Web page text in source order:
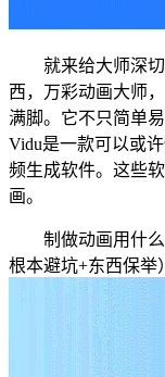
就来给大师深切
西，万彩动画大师
满脚。它不只简单
Vidu是一款可以或
频生成软件。这些
画。
制做动画用什么
根本避坑+东西保举）